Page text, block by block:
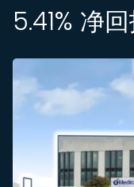
5.41% 净